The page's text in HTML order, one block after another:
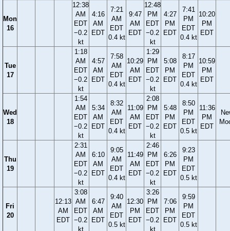
Mon
16
12:38
AM
EDT
−0.2
kt
4:16
AM
EDT
7:21
AM
EDT
0.4 kt
9:47
AM
EDT
12:48
PM
EDT
−0.2
kt
4:27
PM
EDT
7:41
PM
EDT
0.4 kt
10:20
PM
EDT
Tue
17
1:18
AM
EDT
−0.2
kt
4:57
AM
EDT
7:58
AM
EDT
0.4 kt
10:29
AM
EDT
1:29
PM
EDT
−0.2
kt
5:08
PM
EDT
8:17
PM
EDT
0.4 kt
10:59
PM
EDT
Wed
18
1:54
AM
EDT
−0.2
kt
5:34
AM
EDT
8:32
AM
EDT
0.4 kt
11:09
AM
EDT
2:08
PM
EDT
−0.2
kt
5:48
PM
EDT
8:50
PM
EDT
0.5 kt
11:36
PM
EDT
Thu
19
2:31
AM
EDT
−0.2
kt
6:10
AM
EDT
9:05
AM
EDT
0.4 kt
11:49
AM
EDT
2:46
PM
EDT
−0.2
kt
6:26
PM
EDT
9:23
PM
EDT
0.5 kt
Fri
20
12:13
AM
EDT
3:08
AM
EDT
−0.2
kt
6:47
AM
EDT
9:40
AM
EDT
0.5 kt
12:30
PM
EDT
3:26
PM
EDT
−0.2
kt
7:06
PM
EDT
9:59
PM
EDT
0.5 kt